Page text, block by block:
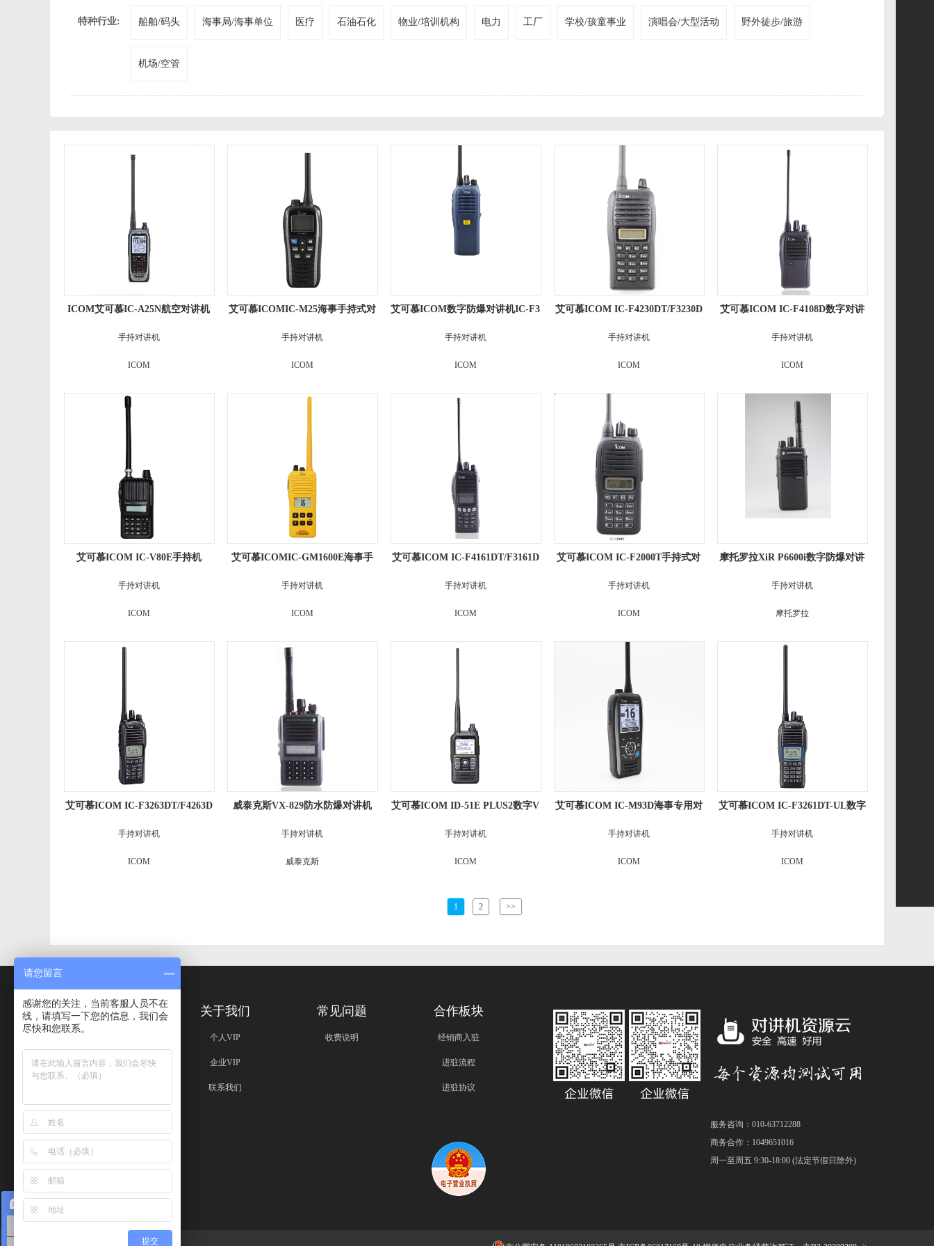
特种行业: 船舶/码头 海事局/海事单位 医疗 石油石化 物业/培训机构 电力 工厂 学校/孩童事业 演唱会/大型活动 野外徒步/旅游
机场/空管
ICOM艾可慕IC-A25N航空对讲机
电台
手持对讲机
ICOM
艾可慕ICOMIC-M25海事手持式对
讲机甚高频船用对讲机防水对讲机
手持对讲机
ICOM
艾可慕ICOM数字防爆对讲机IC-F3
202DEX IC-F4202DEX氢气防爆电
台加油站手台
手持对讲机
ICOM
艾可慕ICOM IC-F4230DT/F3230D
T数字手持式对讲机
手持对讲机
ICOM
艾可慕ICOM IC-F4108D数字对讲
机
手持对讲机
ICOM
艾可慕ICOM IC-V80E手持机
手持对讲机
ICOM
艾可慕ICOMIC-GM1600E海事手
持对讲机
手持对讲机
ICOM
艾可慕ICOM IC-F4161DT/F3161D
T数字手持机
手持对讲机
ICOM
艾可慕ICOM IC-F2000T手持式对
讲机
手持对讲机
ICOM
摩托罗拉XiR P6600i数字防爆对讲
机
手持对讲机
摩托罗拉
艾可慕ICOM IC-F3263DT/F4263D
T数字手持对讲机
手持对讲机
ICOM
威泰克斯VX-829防水防爆对讲机
手持对讲机
威泰克斯
艾可慕ICOM ID-51E PLUS2数字V
HF/UHF双段手持对讲机 业余对讲
机
手持对讲机
ICOM
艾可慕ICOM IC-M93D海事专用对
讲机
手持对讲机
ICOM
艾可慕ICOM IC-F3261DT-UL数字
防爆对讲机
手持对讲机
ICOM
1 2 >>
免责声明 关于我们
个人VIP
企业VIP
联系我们
常见问题
收费说明
合作板块
经销商入驻
进驻流程
进驻协议
服务咨询：010-63712288
商务合作：1049651016
周一至周五 9:30-18:00 (法定节假日除外)
在线咨询
请您留言
感谢您的关注，当前客服人员不在
线，请填写一下您的信息，我们会
尽快和您联系。
提交